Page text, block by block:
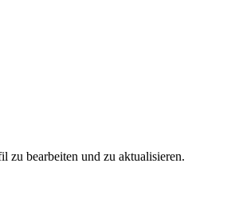
zu bearbeiten und zu aktualisieren.